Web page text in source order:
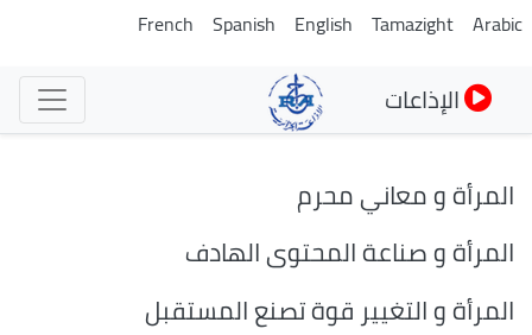
تجاوز
Arabic
Tamazight
English
Spanish
French
الإذاعات
المرأة و معاني محرم
المرأة و صناعة المحتوى الهادف
المرأة و التغيير قوة تصنع المستقبل